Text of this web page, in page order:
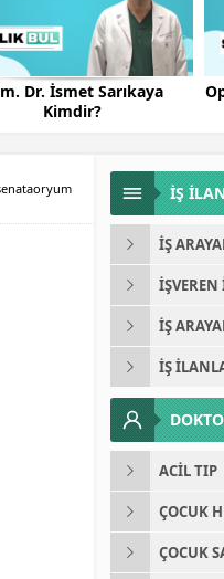
Dr. İsmet Sarıkaya
Kimdir?
İŞ
İŞ
İŞ
İŞ
ACIL TIP
ÇOCUK
ÇOCUK